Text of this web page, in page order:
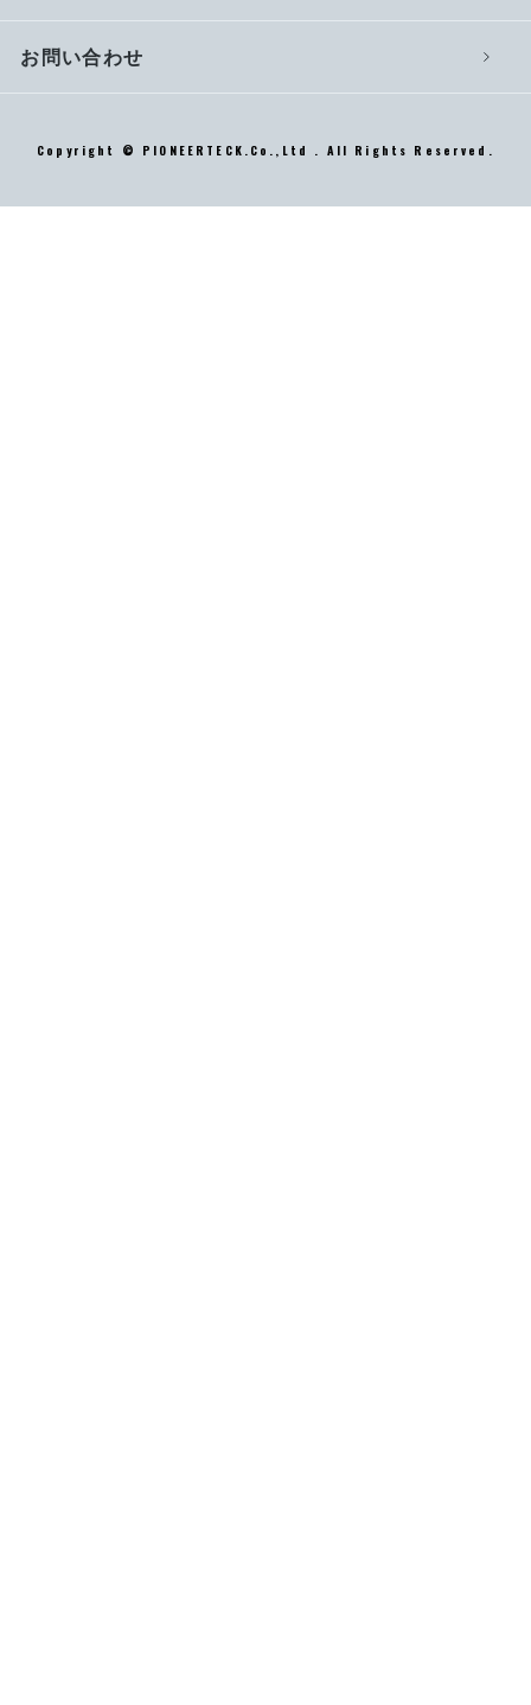
お問い合わせ
Copyright © PIONEERTECK.Co.,Ltd . All Rights Reserved.